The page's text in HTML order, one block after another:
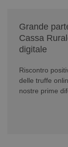
Grande
Cassa
digitale
Riscontro
delle truffe
nostre prime